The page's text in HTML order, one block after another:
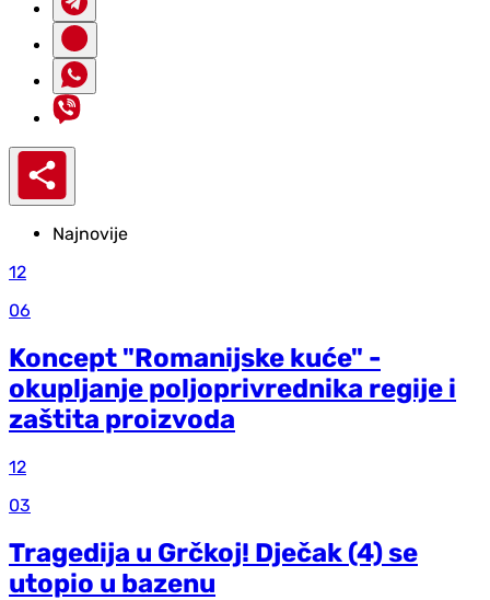
Najnovije
12
06
Koncept "Romanijske kuće" -
okupljanje poljoprivrednika regije i
zaštita proizvoda
12
03
Tragedija u Grčkoj! Dječak (4) se
utopio u bazenu